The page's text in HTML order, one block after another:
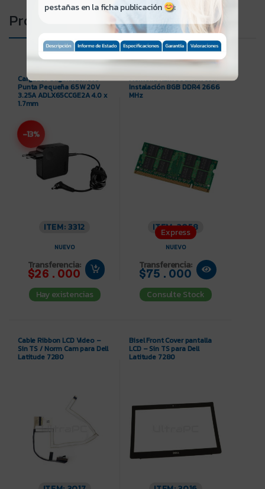
Productos relacionados
Cargador Original Lenovo
Punta Pequeña 65W 20V
3.25A ADLX65CCGE2A 4.0 x
1.7mm
-13%
ITEM: 3312
NUEVO
Transferencia:
$26.000
Hay existencias
Express
Memoria Ram Sodimm con
Instalación 8GB DDR4 2666
MHz
ITEM: 3058
NUEVO
Transferencia:
$75.000
Consulte Stock
Cable Ribbon LCD Video –
Sin TS / Norm Cam para Dell
Latitude 7280
Bisel Front Cover pantalla
LCD – Sin TS para Dell
Latitude 7280
pestañas en la ficha publicación
: